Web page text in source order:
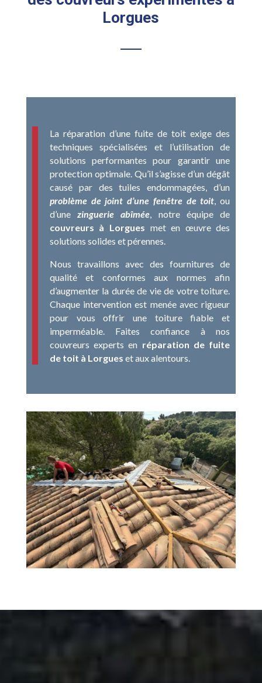
Lorgues
La réparation d’une fuite de toit exige des
techniques spécialisées et l’utilisation de
solutions performantes pour garantir une
protection optimale. Qu’il s’agisse d’un dégât
causé par des tuiles endommagées, d’un
problème de joint d’une fenêtre de toit , ou
d’une zinguerie abîmée , notre équipe de
couvreurs à Lorgues met en œuvre des
solutions solides et pérennes.
Nous travaillons avec des fournitures de
qualité et conformes aux normes afin
d’augmenter la durée de vie de votre toiture.
Chaque intervention est menée avec rigueur
pour vous offrir une toiture fiable et
imperméable. Faites confiance à nos
couvreurs experts en réparation de fuite
de toit à Lorgues et aux alentours.